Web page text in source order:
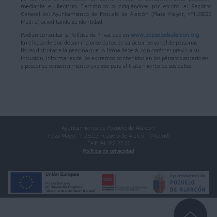
mediante el Registro Electrónico o dirigiéndose por escrito al Registro
General del Ayuntamiento de Pozuelo de Alarcón (Plaza Mayor, nº1-28223
Madrid) acreditando su identidad.
Podrán consultar la Política de Privacidad en www.pozuelodealarcon.org
En el caso de que deban incluirse datos de carácter personal de personas
físicas distintas a la persona que lo firma deberá, con carácter previo a su
inclusión, informarles de los extremos contenidos en los párrafos anteriores
y poseer su consentimiento expreso para el tratamiento de sus datos.
Ayuntamiento de Pozuelo de Alarcón.
Plaza Mayor 1, 28223 Pozuelo de Alarcón (Madrid)
Telf. 91 452 27 00
Política de privacidad